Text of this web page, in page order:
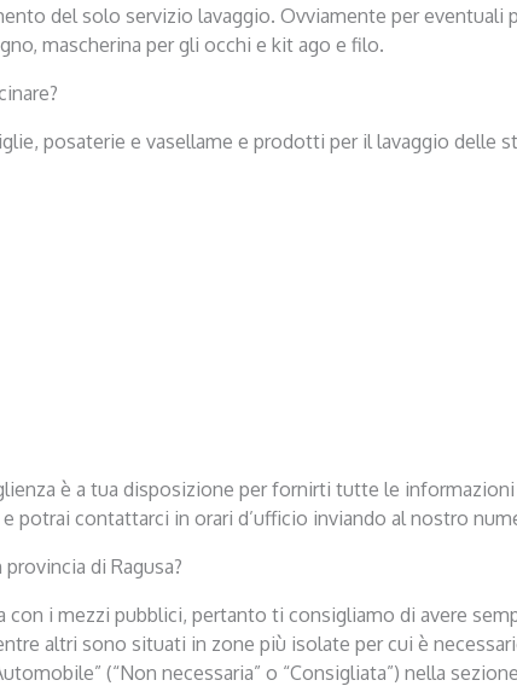
del solo servizio lavaggio. Ovviamente per
mascherina per gli occhi e kit ago e filo.
posaterie e vasellame e prodotti per il lavaggio delle
è a tua disposizione per fornirti tutte le
contattarci in orari d’ufficio inviando al nostro
di Ragusa?
con i mezzi pubblici, pertanto ti consigliamo di avere
altri sono situati in zone più isolate per cui è
(“Non necessaria” o “Consigliata”) nella